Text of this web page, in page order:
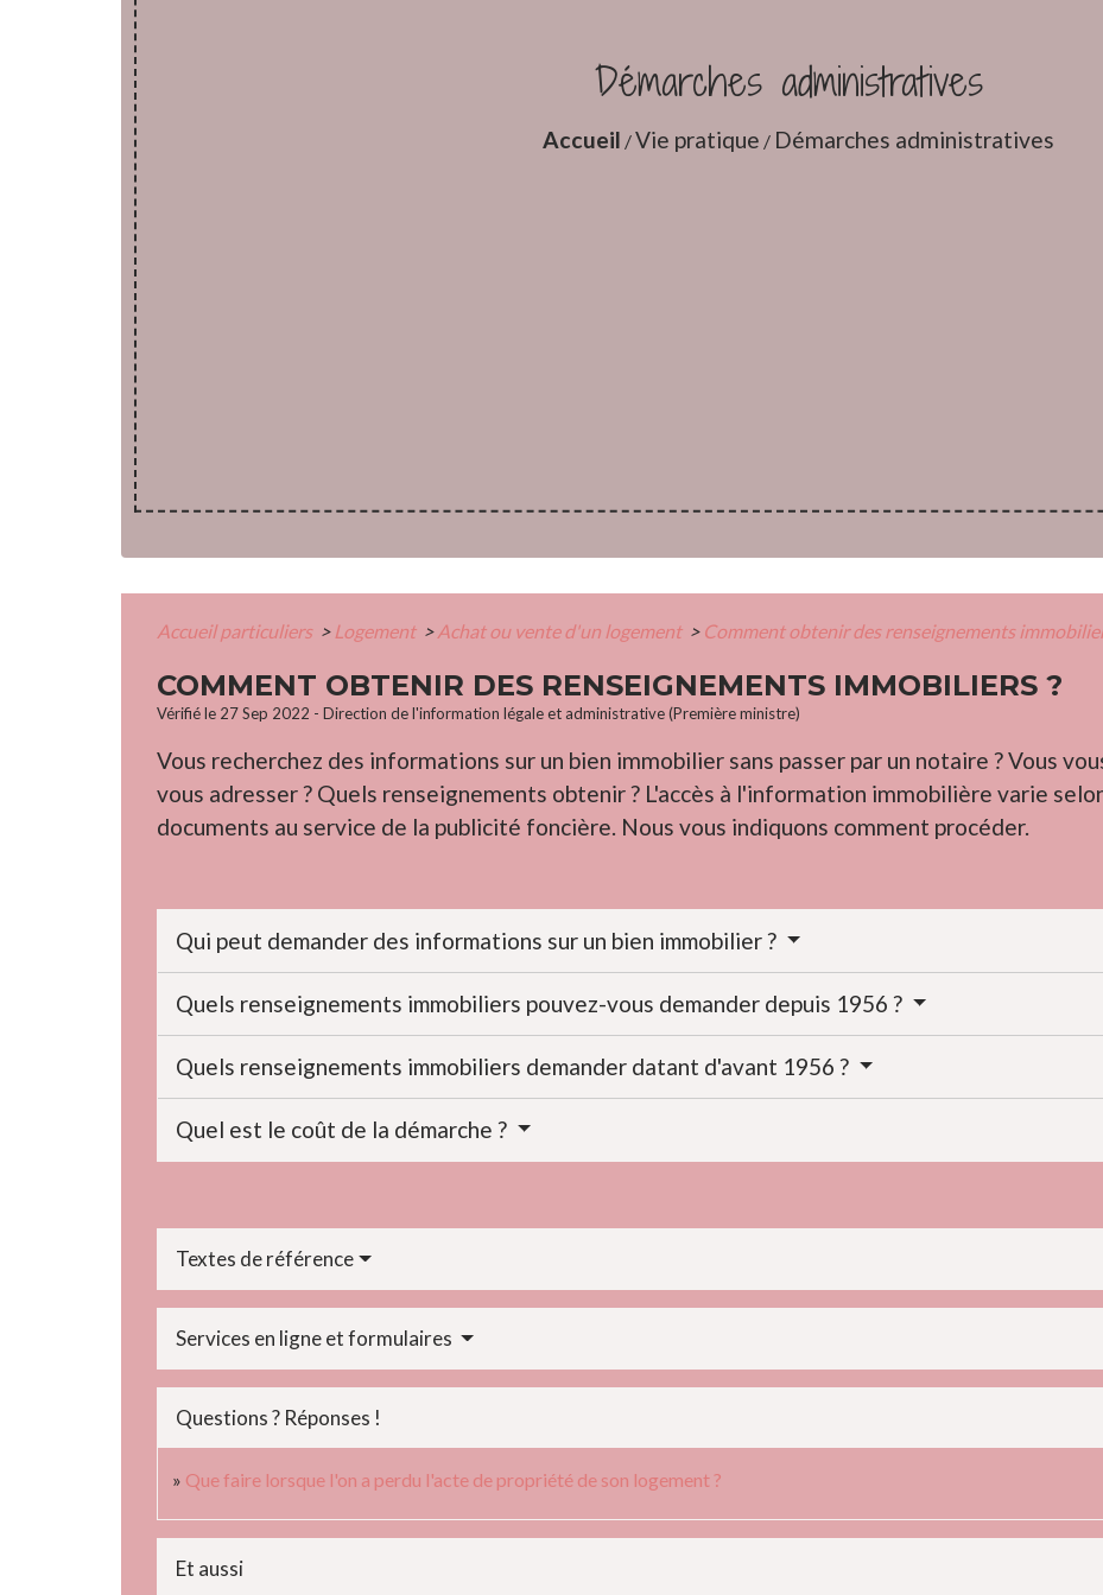
Démarches administratives
Accueil /Vie pratique / Démarches administratives
Accueil particuliers > Logement > Achat ou vente d'un logement > Comment obtenir des renseignements
COMMENT OBTENIR DES RENSEIGNEMENTS IMMOBILIERS ?
Vérifié le 27 Sep 2022 - Direction de l'information légale et administrative (Première ministre)
Vous recherchez des informations sur un bien immobilier sans passer par un notaire ? Vous
vous adresser ? Quels renseignements obtenir ? L'accès à l'information immobilière varie
documents au service de la publicité foncière. Nous vous indiquons comment procéder.
Qui peut demander des informations sur un bien immobilier ?
Quels renseignements immobiliers pouvez-vous demander depuis 1956 ?
Quels renseignements immobiliers demander datant d'avant 1956 ?
Quel est le coût de la démarche ?
Textes de référence
Services en ligne et formulaires
Questions ? Réponses !
Que faire lorsque l'on a perdu l'acte de propriété de son logement ?
Et aussi